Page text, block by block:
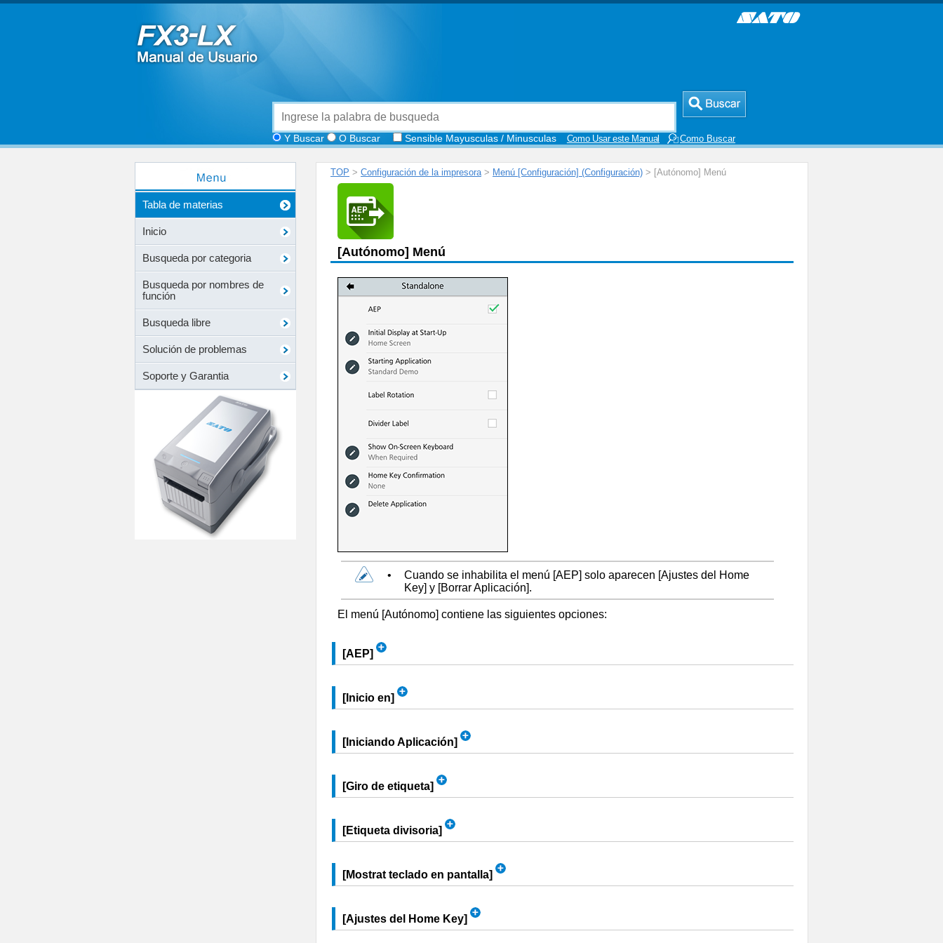
Y Buscar O Buscar Sensible Mayusculas / Minusculas Como Buscar
Como Usar este Manual
Tabla de materias
Inicio
Busqueda por categoria
Busqueda por nombres de
función
Busqueda libre
Solución de problemas
Soporte y Garantia
TOP > Configuración de la impresora > Menú [Configuración] (Configuración) > [Autónomo] Menú
[Autónomo] Menú
• Cuando se inhabilita el menú [AEP] solo aparecen [Ajustes del Home
Key] y [Borrar Aplicación].
El menú [Autónomo] contiene las siguientes opciones:
[AEP]
[Inicio en]
[Iniciando Aplicación]
[Giro de etiqueta]
[Etiqueta divisoria]
[Mostrat teclado en pantalla]
[Ajustes del Home Key]